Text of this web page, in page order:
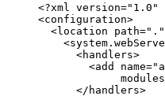
<?xml version=" 1.0 "
<configuration>
<location path=" . "
<
<handlers>
<add name="
modules
</ handlers>